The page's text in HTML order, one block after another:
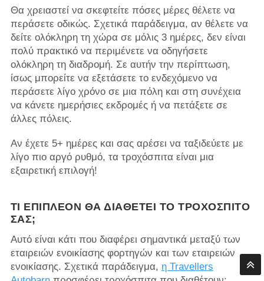
Θα χρειαστεί να σκεφτείτε πόσες μέρες θέλετε να
περάσετε οδικώς. Σχετικά παράδειγμα, αν θέλετε να
δείτε ολόκληρη τη χώρα σε μόλις 3 ημέρες, δεν είναι
πολύ πρακτικό να περιμένετε να οδηγήσετε
ολόκληρη τη διαδρομή. Σε αυτήν την περίπτωση,
ίσως μπορείτε να εξετάσετε το ενδεχόμενο να
περάσετε λίγο χρόνο σε μια πόλη και στη συνέχεια
να κάνετε ημερήσιες εκδρομές ή να πετάξετε σε
άλλες πόλεις.
Αν έχετε 5+ ημέρες και σας αρέσει να ταξιδεύετε με
λίγο πιο αργό ρυθμό, τα τροχόσπιτα είναι μια
εξαιρετική επιλογή!
ΤΙ ΕΠΙΠΛΈΟΝ ΘΑ ΔΙΑΘΈΤΕΙ ΤΟ ΤΡΟΧΌΣΠΙΤΌ
ΣΑΣ;
Αυτό είναι κάτι που διαφέρει σημαντικά μεταξύ των
εταιρειών ενοικίασης φορτηγών και των εταιρειών
ενοικίασης. Σχετικά παράδειγμα, η Travellers